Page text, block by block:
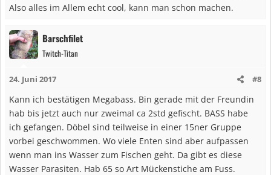
Also alles im Allem echt cool, kann man schon machen.
Barschfilet
Twitch-Titan
24. Juni 2017 #8
Kann ich bestätigen Megabass. Bin gerade mit der Freundin
hab bis jetzt auch nur zweimal ca 2std gefischt. BASS habe
ich gefangen. Döbel sind teilweise in einer 15ner Gruppe
vorbei geschwommen. Wo viele Enten sind aber aufpassen
wenn man ins Wasser zum Fischen geht. Da gibt es diese
Wasser Parasiten. Hab 65 so Art Mückenstiche am Fuss.